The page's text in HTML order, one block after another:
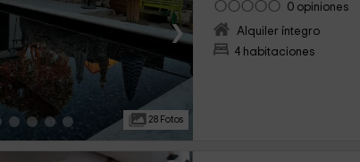
›
28 Fotos
0 opiniones
Alquiler íntegro
4 habitaciones